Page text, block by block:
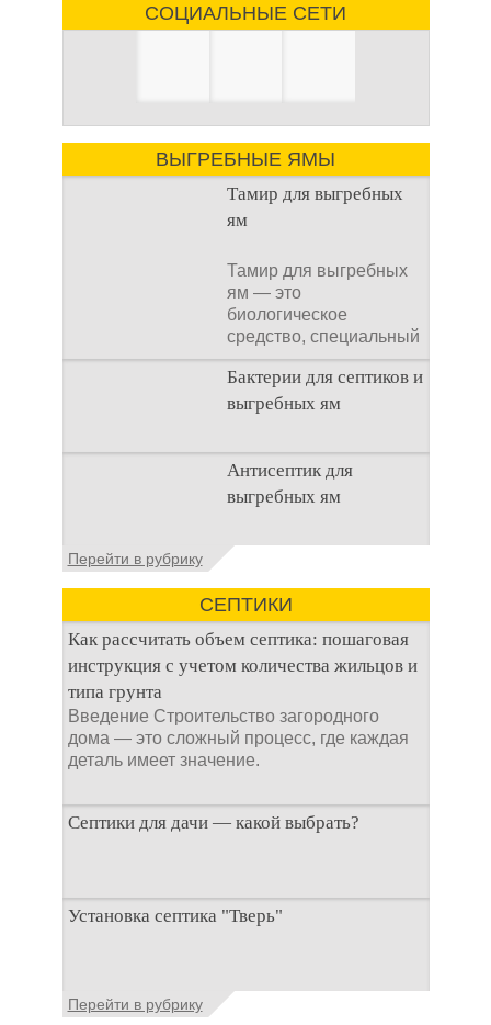
СОЦИАЛЬНЫЕ СЕТИ
ВЫГРЕБНЫЕ ЯМЫ
Тамир для выгребных
ям
Тамир для выгребных
ям — это
биологическое
средство, специальный
концентрат, который
используется
Бактерии для септиков и
выгребных ям
Очистка
канализационного
стока или выгребной
не самым приятным
Антисептик для
выгребных ям
Общие сведения об
Антисептик для
выгребных ям – это
специальные
Перейти в рубрику
СЕПТИКИ
Как рассчитать объем септика: пошаговая
инструкция с учетом количества жильцов и
типа грунта
Введение Строительство загородного
дома — это сложный процесс, где каждая
деталь имеет значение.
Септики для дачи — какой выбрать?
При строительстве дачи одной из
первоочередных задач становится
Установка септика "Тверь"
Установка септика Тверь - важнейший
аспект утилизации сточных вод в частных
Перейти в рубрику